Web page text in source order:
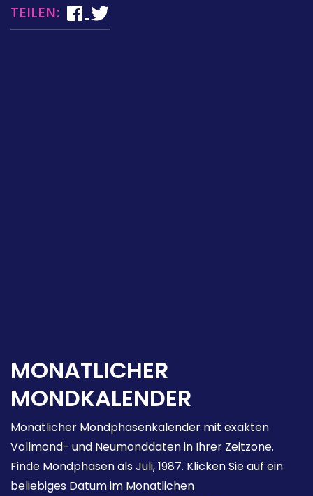
TEILEN:
MONATLICHER
MONDKALENDER
Monatlicher Mondphasenkalender mit exakten
Vollmond- und Neumonddaten in Ihrer Zeitzone.
Finde Mondphasen als Juli, 1987. Klicken Sie auf ein
beliebiges Datum im Monatlichen